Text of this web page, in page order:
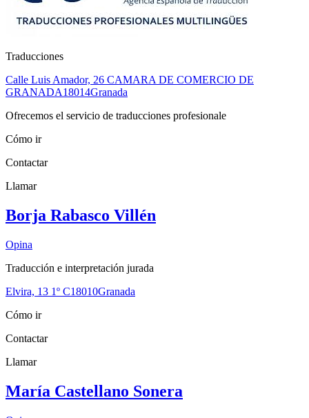
Traducciones
Calle Luis Amador, 26 CAMARA DE COMERCIO DE
GRANADA18014Granada
Ofrecemos el servicio de traducciones profesionale
Cómo ir
Contactar
Llamar
Borja Rabasco Villén
Opina
Traducción e interpretación jurada
Elvira, 13 1º C18010Granada
Cómo ir
Contactar
Llamar
María Castellano Sonera